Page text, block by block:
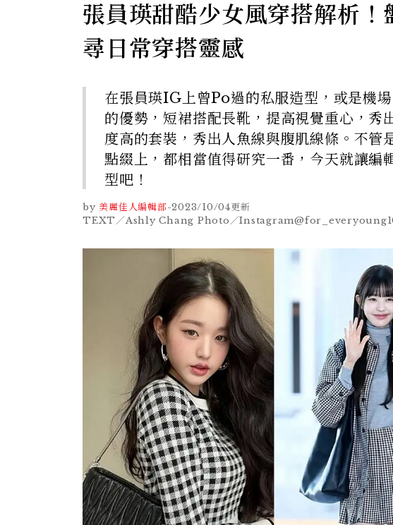
張員瑛甜酷少女風穿搭解析
尋日常穿搭靈感
在張員瑛IG上曾Po過的私服造型，或是機
的優勢，短裙搭配長靴，提高視覺重心，秀
度高的套裝，秀出人魚線與腹肌線條。不管
點綴上，都相當值得研究一番，今天就讓
型吧！
by 美麗佳人編輯部-2023/10/04更新
TEXT／Ashly Chang Photo／